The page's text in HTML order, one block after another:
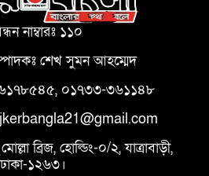
নাম্বারঃ ১১০
শেখ সুমন আহম্মেদ
০১৭৩৩-৩৬১১৪৮
ব্রিজ, হোল্ডিং-০/২, যাত্রাবাড়ী,
ঢাকা-১২৬৩।